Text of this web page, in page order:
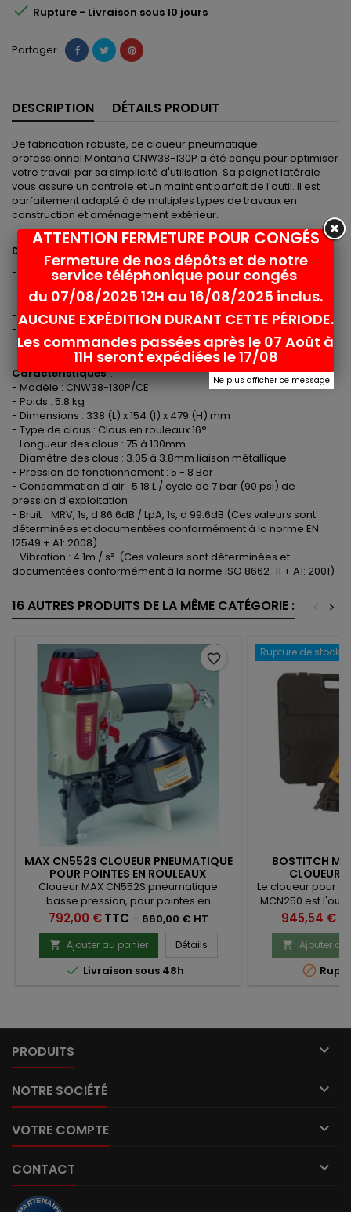
 Rupture - Livraison sous 10 jours
Partager
DESCRIPTION DÉTAILS PRODUIT
De fabrication robuste, ce cloueur pneumatique
professionnel Montana CNW38-130P a été conçu pour optimiser
votre travail par sa simplicité d'utilisation. Sa poignet latérale
vous assure un controle et un maintient parfait de l'outil. Il est
parfaitement adapté à de multiples types de travaux en
construction et aménagement extérieur.
Domaine d'application :
- Palette,
- Caisse,
- Assemblage de bois de structure,
- Charpente
- Aménagement paysager,
Caractéristiques:
- Modèle : CNW38-130P/CE
- Poids : 5.8 kg
- Dimensions : 338 (L) x 154 (l) x 479 (H) mm
- Type de clous : Clous en rouleaux 16°
- Longueur des clous : 75 à 130mm
- Diamètre des clous : 3.05 à 3.8mm liaison métallique
- Pression de fonctionnement : 5 - 8 Bar
- Consommation d'air : 5.18 L / cycle de 7 bar (90 psi) de
pression d'exploitation
- Bruit : MRV, 1s, d 86.6dB / LpA, 1s, d 99.6dB (Ces valeurs sont
déterminées et documentées conformément à la norme EN
12549 + A1: 2008)
- Vibration : 4.1m / s². (Ces valeurs sont déterminées et
documentées conformément à la norme ISO 8662-11 + A1: 2001)
16 AUTRES PRODUITS DE LA MÊME CATÉGORIE : >
<
MAX CN552S CLOUEUR PNEUMATIQUE
POUR POINTES EN ROULEAUX
Cloueur MAX CN552S pneumatique
basse pression, pour pointes en
rouleaux coniques 16° de 25 à 50mm
Prix
792,00 € TTC - 660,00 € HT
 Ajouter au panier Détails
 Livraison sous 48h
favorite_border Rupture de stock
BOSTITCH
CLOUEUR
Le cloueur pour
MCN250 est
pose rapide
sabots de
et autres
Prix
945,54 €
 Ajouter au

PRODUITS 
NOTRE SOCIÉTÉ 
VOTRE COMPTE 
CONTACT 
ATTENTION FERMETURE POUR CONGÉS
Fermeture de nos dépôts et de notre
service téléphonique pour congés
du 07/08/2025 12H au 16/08/2025 inclus.
AUCUNE EXPÉDITION DURANT CETTE PÉRIODE.
Les commandes passées après le 07 Août à
11H seront expédiées le 17/08
Ne plus afficher ce message